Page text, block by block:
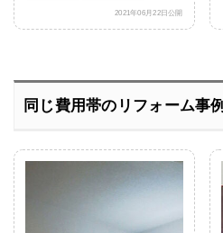
2021年06月22日公開
同じ費用帯のリフォーム事例